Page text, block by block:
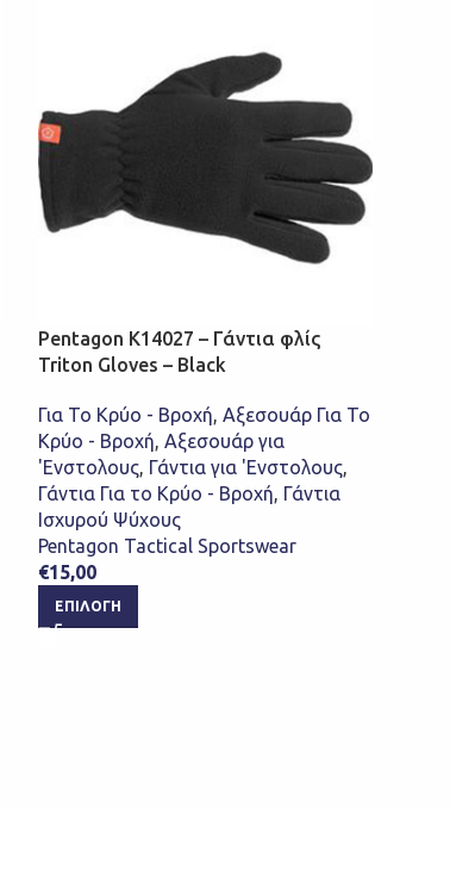
Pentagon K14027 – Γάντια φλίς
Triton Gloves – Black
Για Το Κρύο - Βροχή, Αξεσουάρ Για Το
Κρύο - Βροχή, Αξεσουάρ για
'Ενστολους, Γάντια για 'Ενστολους,
Γάντια Για το Κρύο - Βροχή, Γάντια
Ισχυρού Ψύχους
Pentagon Tactical Sportswear
€15,00
ΕΠΙΛΟΓΉ